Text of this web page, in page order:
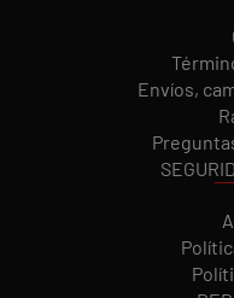
Envíos,